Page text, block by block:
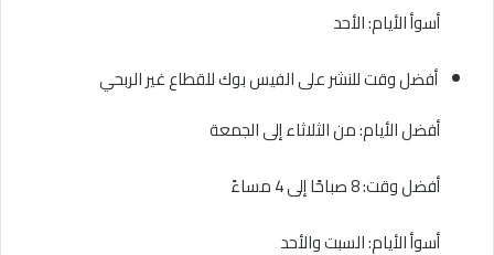
أسوأ الأيام: الأحد
أفضل وقت للنشر على الفيس بوك للقطاع غير الربحي
أفضل الأيام: من الثلاثاء إلى الجمعة
أفضل وقت: 8 صباحًا إلى 4 مساءً
أسوأ الأيام: السبت والأحد